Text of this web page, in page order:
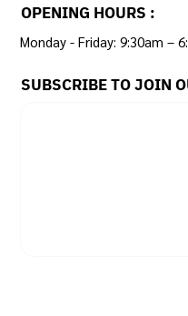
OPENING HOURS :
Monday - Friday: 9:30am –
SUBSCRIBE TO JOIN